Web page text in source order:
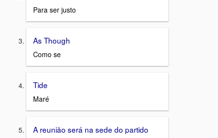
Para ser justo
As Though
Como se
Tide
Maré
A reunião será na sede do partido